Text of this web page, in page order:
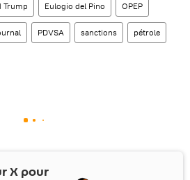
Trump Eulogio del Pino OPEP
PDVSA sanctions pétrole
X pour